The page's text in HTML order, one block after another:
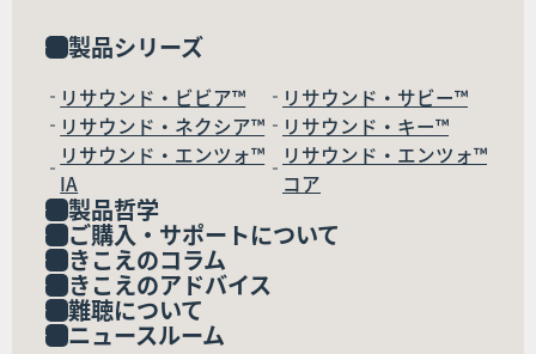
製品シリーズ
リサウンド・ビビア™
リサウンド・サビー™
リサウンド・ネクシア™
リサウンド・キー™
リサウンド・エンツォ™
IA
リサウンド・エンツォ™
コア
製品哲学
ご購入・サポートについて
きこえのコラム
きこえのアドバイス
難聴について
ニュースルーム